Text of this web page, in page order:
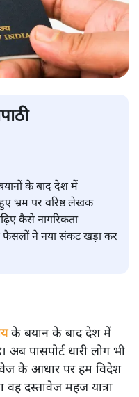
के बाद देश में
भ्रम पर वरिष्ठ लेखक
कैसे नागरिकता
फैसलों ने नया संकट खड़ा कर
के बयान के बाद देश में
पासपोर्ट धारी लोग भी
के आधार पर हम विदेश
दस्तावेज महज यात्रा